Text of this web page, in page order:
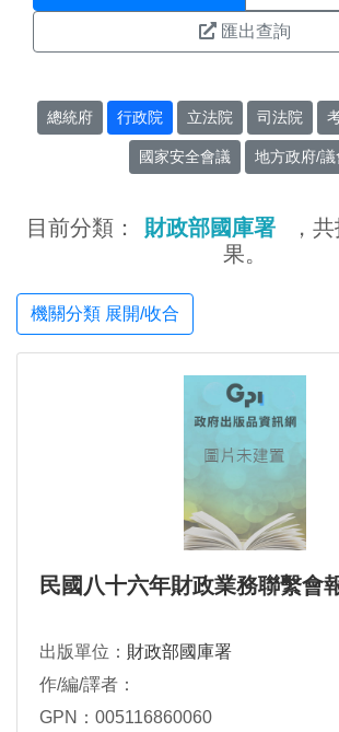
匯出查詢
總統府 行政院 立法院 司法院
國家安全會議 地方政府/議
目前分類： 財政部國庫署 ，
果。
機關分類 展開/收合
民國八十六年財政業務聯繫會
出版單位： 財政部國庫署
作/編/譯者：
GPN：005116860060